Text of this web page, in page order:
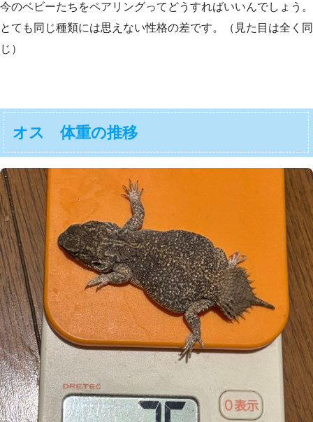
今のベビーたちをペアリングってどうすればいいんでしょう。
とても同じ種類には思えない性格の差です。（見た目は全く同
じ）
オス 体重の推移